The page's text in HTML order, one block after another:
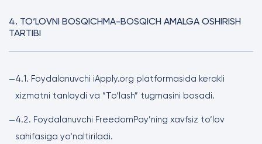
4. TO‘LOVNI BOSQICHMA-BOSQICH AMALGA OSHIRISH
TARTIBI
—4.1. Foydalanuvchi iApply.org platformasida kerakli
xizmatni tanlaydi va “To‘lash” tugmasini bosadi.
—4.2. Foydalanuvchi FreedomPay’ning xavfsiz to‘lov
sahifasiga yo‘naltiriladi.